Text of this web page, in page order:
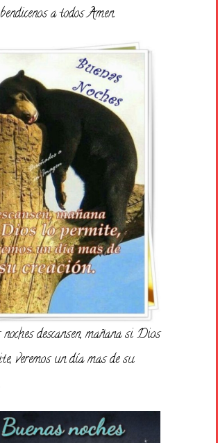
a todos Amen.
descansen, mañana si Dios
veremos un día mas de su